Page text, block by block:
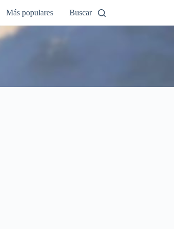
Más populares Buscar